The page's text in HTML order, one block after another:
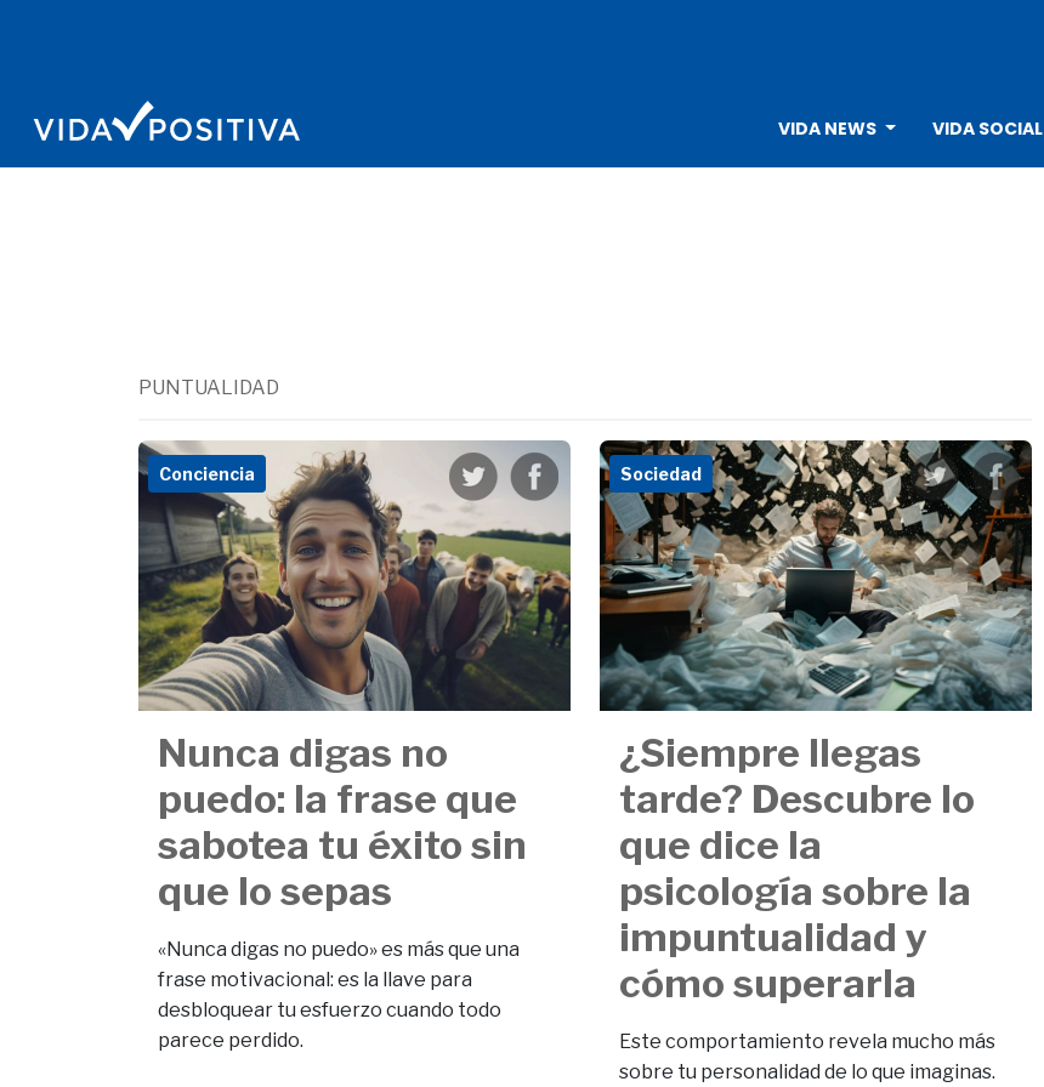
VIDA NEWS VIDA SOCIAL
PUNTUALIDAD
Conciencia
Nunca digas no
puedo: la frase que
sabotea tu éxito sin
que lo sepas
«Nunca digas no puedo» es más que una
frase motivacional: es la llave para
desbloquear tu esfuerzo cuando todo
parece perdido.
Sociedad
¿Siempre llegas
tarde? Descubre lo
que dice la
psicología sobre la
impuntualidad y
cómo superarla
Este comportamiento revela mucho más
sobre tu personalidad de lo que imaginas.